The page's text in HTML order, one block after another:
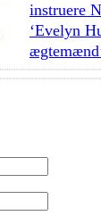
instruere
‘Evelyn